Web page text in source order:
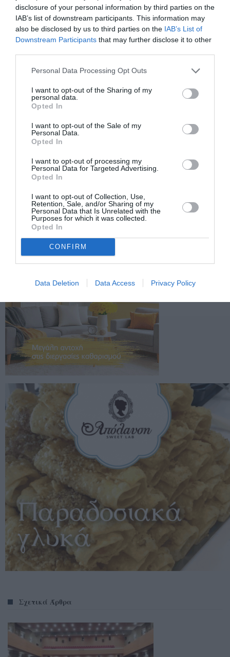
disclosure of your personal information by third parties on the
IAB’s list of downstream participants. This information may
also be disclosed by us to third parties on the IAB’s List of
Downstream Participants that may further disclose it to other
Personal Data Processing Opt Outs
I want to opt-out of the Sharing of my
personal data.
Opted In
I want to opt-out of the Sale of my
Personal Data.
Opted In
I want to opt-out of processing my
Personal Data for Targeted Advertising.
Opted In
I want to opt-out of Collection, Use,
Retention, Sale, and/or Sharing of my
Personal Data that Is Unrelated with the
Purposes for which it was collected.
Opted In
CONFIRM
Data Deletion Data Access Privacy Policy
ιστορικά και μας τέρπουν αισθητικά».
Facebook
Σχετικά Άρθρα